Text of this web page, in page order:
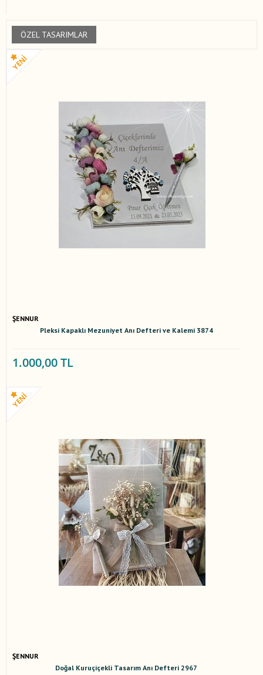
ÖZEL TASARIMLAR
ŞENNUR
Pleksi Kapaklı Mezuniyet Anı Defteri ve Kalemi 3874
1.000,00 TL
ŞENNUR
Doğal Kuruçiçekli Tasarım Anı Defteri 2967